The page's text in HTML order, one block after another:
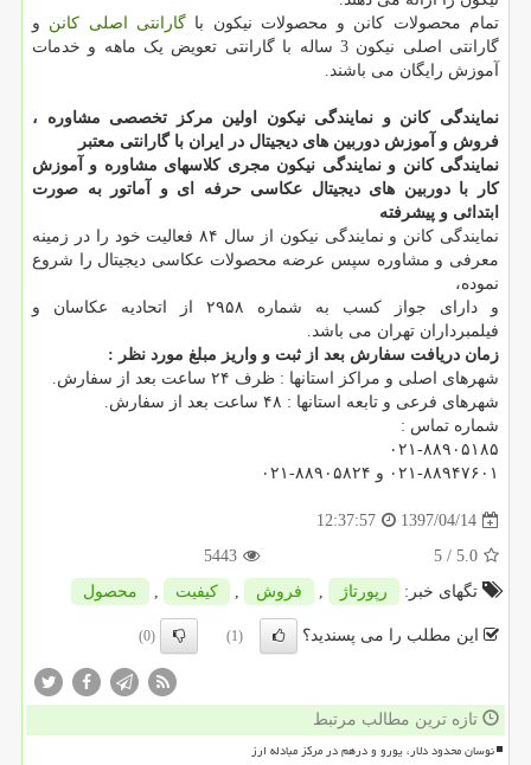
تمام محصولات کانن و محصولات نیکون باگارانتی اصلی کانن و
گارانتی اصلی نیکون 3 ساله با گارانتی تعویض یک ماهه و خدمات
آموزش رایگان می باشند.
نمایندگی کانن و نمایندگی نیکون اولین مرکز تخصصی مشاوره ،
فروش و آموزش دوربین های دیجیتال در ایران با گارانتی معتبر
نمایندگی کانن و نمایندگی نیکون مجری کلاسهای مشاوره و آموزش
کار با دوربین های دیجیتال عکاسی حرفه ای و آماتور به صورت
ابتدائی و پیشرفته
نمایندگی کانن و نمایندگی نیکون از سال ۸۴ فعالیت خود را در زمینه
معرفی و مشاوره سپس عرضه محصولات عکاسی دیجیتال را شروع
نموده،
و دارای جواز کسب به شماره ۲۹۵۸ از اتحادیه عکاسان و
فیلمبرداران تهران می باشد.
زمان دریافت سفارش بعد از ثبت و واریز مبلغ مورد نظر :
شهرهای اصلی و مراکز استانها : ظرف ۲۴ ساعت بعد از سفارش.
شهرهای فرعی و تابعه استانها : ۴۸ ساعت بعد از سفارش.
شماره تماس :
۰۲۱-۸۸۹۰۵۱۸۵
۰۲۱-۸۸۹۴۷۶۰۱ و ۸۸۹۰۵۸۲۴-۰۲۱
1397/04/14
12:37:57
5.0
/ 5
5443
تگهای خبر:
رپورتاژ , فروش , كیفیت , محصول
این مطلب را می پسندید؟ (1)
(0)
تازه ترین مطالب مرتبط
نوسان محدود دلار، یورو و درهم در مرکز مبادله ارز